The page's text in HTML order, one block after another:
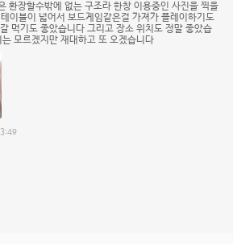
환장할수밖에 없는 구조라 한창 이용중인 사진을 찍을
이블이 넓어서 보드게임같은걸 가져가 플레이하기도
먹기도 좋았습니다 그리고 장소 위치도 정말 좋았습
모르겠지만 재대하고 또 오겠습니다